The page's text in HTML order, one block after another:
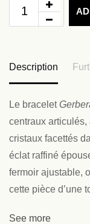
Description
Le bracelet
centraux
cristaux facettés
éclat raffiné
fermoir ajustable,
cette pièce d’une
See more